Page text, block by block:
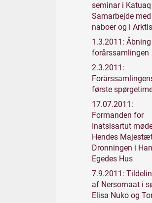
seminar i Katuaq
Samarbejde med
naboer og i Arktis
1.3.2011:
forårssamlingen
2.3.2011:
første
17.07.2011:
Formanden for
Inatsisartut
Hendes
Dronningen i
Egedes Hus
7.9.2011:
af Nersornaat i
Elisa Nuko og